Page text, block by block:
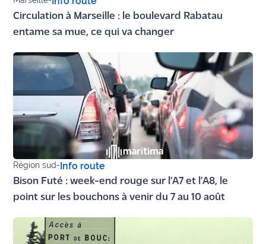
Ecouter
et voir
sommes
Devenir
Recrutement
Mention
Conditions
Circulation à Marseille : le boulevard Rabatau
entame sa mue, ce qui va changer
Région sud- Info route
Bison Futé : week-end rouge sur l’A7 et l’A8, le
point sur les bouchons à venir du 7 au 10 août